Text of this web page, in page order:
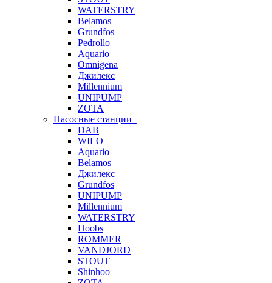
WATERSTRY
Belamos
Grundfos
Pedrollo
Aquario
Omnigena
Джилекс
Millennium
UNIPUMP
ZOTA
Насосные станции
DAB
WILO
Aquario
Belamos
Джилекс
Grundfos
UNIPUMP
Millennium
WATERSTRY
Hoobs
ROMMER
VANDJORD
STOUT
Shinhoo